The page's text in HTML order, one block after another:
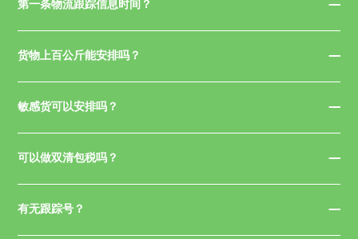
第一条物流跟踪信息时间？
货物上百公斤能安排吗？
敏感货可以安排吗？
可以做双清包税吗？
有无跟踪号？